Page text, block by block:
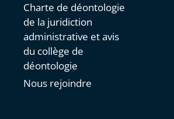
Charte de déontologie
de la juridiction
administrative et avis
du collège de
déontologie
Nous rejoindre